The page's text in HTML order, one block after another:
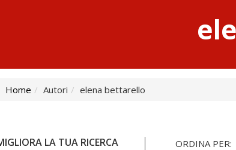
Home Autori elena bettarello
LA TUA RICERCA ORDINA PER: